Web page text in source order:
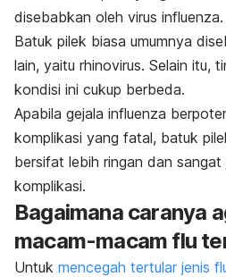
disebabkan oleh virus influenza.
Batuk pilek biasa umumnya
lain, yaitu rhinovirus. Selain itu,
kondisi ini cukup berbeda.
Apabila gejala influenza
komplikasi yang fatal, batuk
bersifat lebih ringan dan
komplikasi.
Bagaimana caranya
macam-macam flu
Untuk mencegah tertular jenis